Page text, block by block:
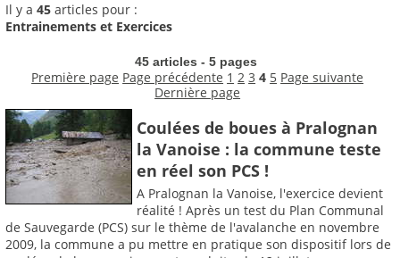
Il y a 45 articles pour :
Entrainements et Exercices
45 articles - 5 pages
Première page Page précédente 1 2 3 4 5 Page suivante
Dernière page
Coulées de boues à Pralognan
la Vanoise : la commune teste
en réel son PCS !
A Pralognan la Vanoise, l'exercice devient
réalité ! Après un test du Plan Communal
de Sauvegarde (PCS) sur le thème de l'avalanche en novembre
2009, la commune a pu mettre en pratique son dispositif lors de